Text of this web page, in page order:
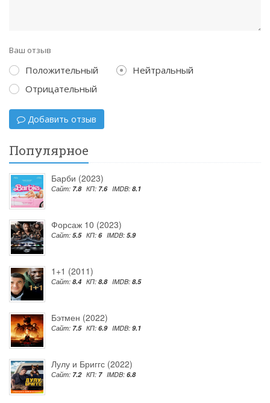
Ваш отзыв
Положительный
Нейтральный
Отрицательный
Добавить отзыв
Популярное
Барби (2023)
Сайт: 7.8 КП: 7.6 IMDB: 8.1
Форсаж 10 (2023)
Сайт: 5.5 КП: 6 IMDB: 5.9
1+1 (2011)
Сайт: 8.4 КП: 8.8 IMDB: 8.5
Бэтмен (2022)
Сайт: 7.5 КП: 6.9 IMDB: 9.1
Лулу и Бриггс (2022)
Сайт: 7.2 КП: 7 IMDB: 6.8